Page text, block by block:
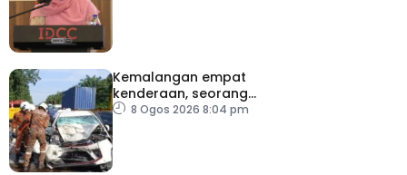
Kemalangan empat
kenderaan, seorang
maut8 Ogos 2026 8:04 pm